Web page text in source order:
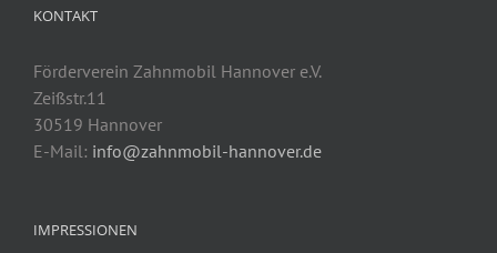
KONTAKT
Förderverein Zahnmobil Hannover e.V.
Zeißstr.11
30519 Hannover
E-Mail: info@zahnmobil-hannover.de
IMPRESSIONEN